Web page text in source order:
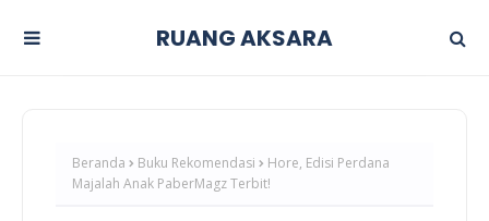
RUANG AKSARA
Beranda Buku Rekomendasi
Hore, Edisi Perdana
Majalah Anak PaberMagz Terbit!